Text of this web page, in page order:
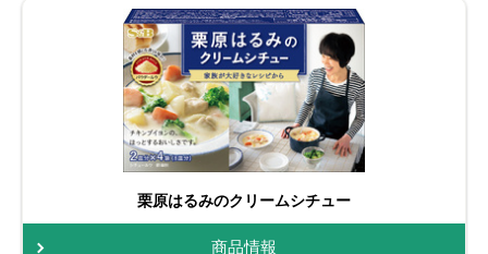
栗原はるみのクリームシチュー
商品情報